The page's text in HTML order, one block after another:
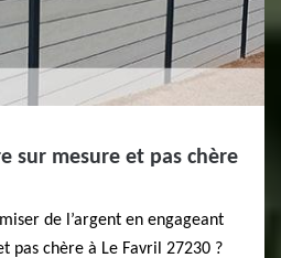
sur mesure et pas chère
de l’argent en engageant
pas chère à Le Favril 27230 ?